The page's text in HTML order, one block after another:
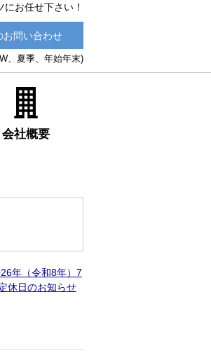
お任せ下さい！
お問い合わせ
、夏季、年始年末)
会社概要